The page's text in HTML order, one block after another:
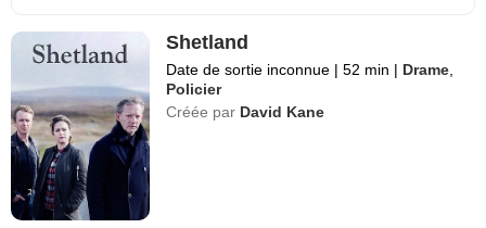
Shetland
Date de sortie inconnue | 52 min | Drame
Policier
Créée par David Kane